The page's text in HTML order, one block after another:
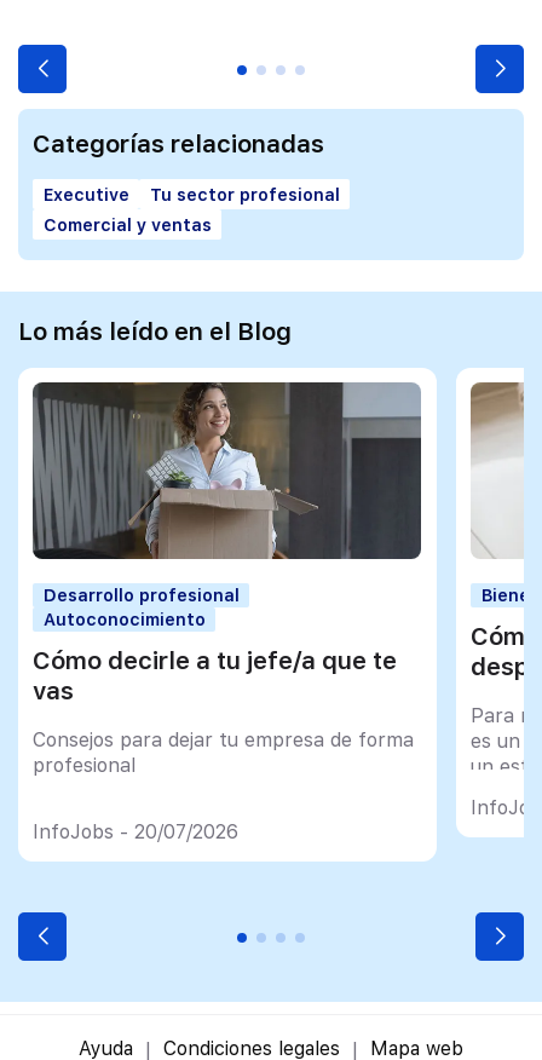
Categorías relacionadas
Executive
Tu sector profesional
Comercial y ventas
Lo más leído en el Blog
Desarrollo profesional
Autoconocimiento
Cómo decirle a tu jefe/a que te
vas
Consejos para dejar tu empresa de forma
profesional
InfoJobs - 20/07/2026
Para
es un
un
Ayuda Condiciones legales Mapa web